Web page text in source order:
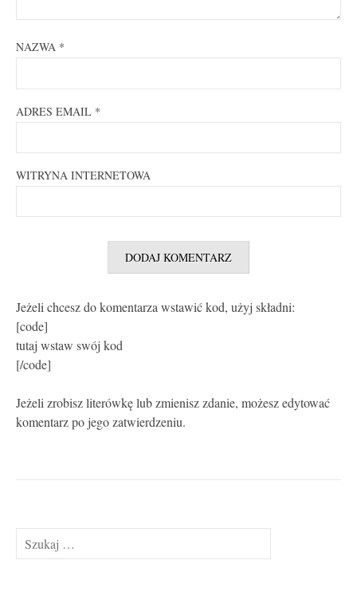
NAZWA *
ADRES EMAIL *
WITRYNA INTERNETOWA
Jeżeli chcesz do komentarza wstawić kod, użyj składni:
[code]
tutaj wstaw swój kod
[/code]
Jeżeli zrobisz literówkę lub zmienisz zdanie, możesz edytować
komentarz po jego zatwierdzeniu.
Szukaj: